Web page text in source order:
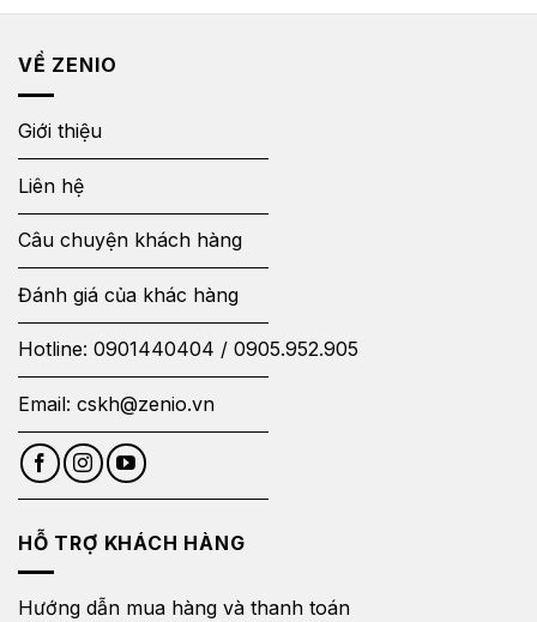
VỀ ZENIO
Giới thiệu
Liên hệ
Câu chuyện khách hàng
Đánh giá của khác hàng
Hotline: 0901440404 / 0905.952.905
Email: cskh@zenio.vn
HỖ TRỢ KHÁCH HÀNG
Hướng dẫn mua hàng và thanh toán